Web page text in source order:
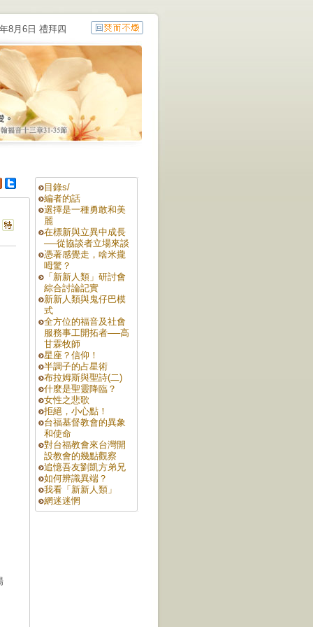
8月6日 禮拜四
目錄s/
編者的話
選擇是一種勇敢和美
麗
在標新與立異中成長
──從協談者立場來談
憑著感覺走，啥米攏
呣驚？
「新新人類」研討會
綜合討論記實
新新人類與鬼仔巴模
式
全方位的福音及社會
服務事工開拓者──高
甘霖牧師
星座？信仰！
半調子的占星術
布拉姆斯與聖詩(二)
什麼是聖靈降臨？
女性之悲歌
拒絕，小心點！
台福基督教會的異象
和使命
對台福教會來台灣開
設教會的幾點觀察
追憶吾友劉凱方弟兄
如何辨識異端？
我看「新新人類」
網迷迷惘